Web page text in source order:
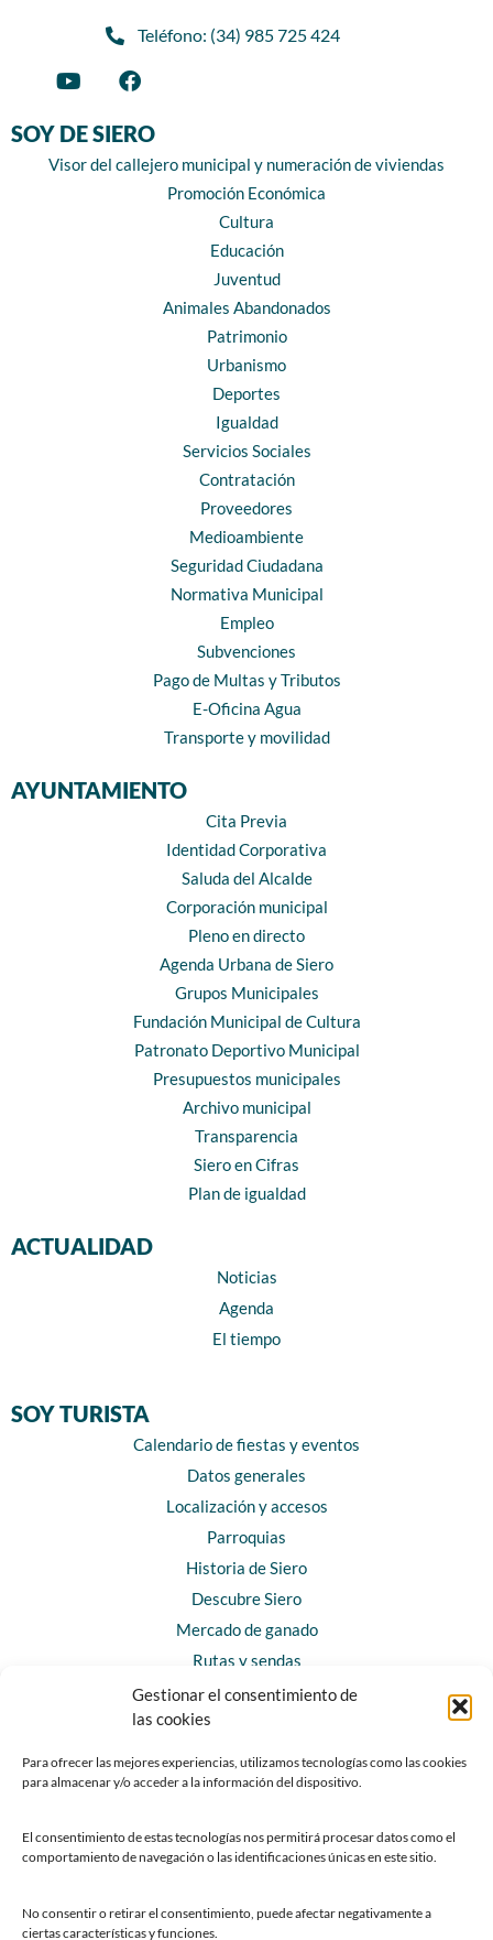
Gestionar el consentimiento de
las cookies
Para ofrecer las mejores experiencias, utilizamos tecnologías como las cookies
para almacenar y/o acceder a la información del dispositivo.
El consentimiento de estas tecnologías nos permitirá procesar datos como el
comportamiento de navegación o las identificaciones únicas en este sitio.
No consentir o retirar el consentimiento, puede afectar negativamente a
ciertas características y funciones.
Teléfono: (34) 985 725 424
SOY DE SIERO
Visor del callejero municipal y numeración de viviendas
Promoción Económica
Cultura
Educación
Juventud
Animales Abandonados
Patrimonio
Urbanismo
Deportes
Igualdad
Servicios Sociales
Contratación
Proveedores
Medioambiente
Seguridad Ciudadana
Normativa Municipal
Empleo
Subvenciones
Pago de Multas y Tributos
E-Oficina Agua
Transporte y movilidad
AYUNTAMIENTO
Cita Previa
Identidad Corporativa
Saluda del Alcalde
Corporación municipal
Pleno en directo
Agenda Urbana de Siero
Grupos Municipales
Fundación Municipal de Cultura
Patronato Deportivo Municipal
Presupuestos municipales
Archivo municipal
Transparencia
Siero en Cifras
Plan de igualdad
ACTUALIDAD
Noticias
Agenda
El tiempo
SOY TURISTA
Calendario de fiestas y eventos
Datos generales
Localización y accesos
Parroquias
Historia de Siero
Descubre Siero
Mercado de ganado
Rutas y sendas
Horarios y contacto
Teléfonos de interés
Chatbot Siero
SEDES ELECTRÓNICAS
Sede del Ayuntamiento de Siero